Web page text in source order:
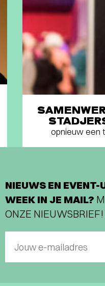
opnieuw een
NIEUWS EN
WEEK IN JE MAIL?
ONZE NIEUWSBRIEF!
Jouw e-mailadres